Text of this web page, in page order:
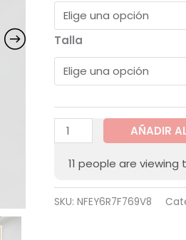
Talla
AÑADIR
11 people are viewing
SKU: NFEY6R7F769V8